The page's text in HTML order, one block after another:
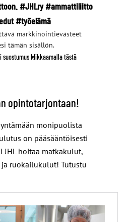
#JHLry #ammattiliitto
#työelämä
markkinointievästeet
tämän sisällön.
suostumus klikkaamalla tästä
opintotarjontaan!
monipuolista
on pääsääntöisesti
hoitaa matkakulut,
ruokailukulut! Tutustu